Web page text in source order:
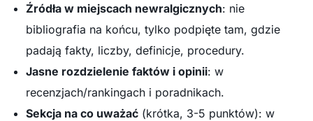
Źródła w miejscach newralgicznych: nie
bibliografia na końcu, tylko podpięte tam, gdzie
padają fakty, liczby, definicje, procedury.
Jasne rozdzielenie faktów i opinii: w
recenzjach/rankingach i poradnikach.
Sekcja na co uważać (krótka, 3-5 punktów): w